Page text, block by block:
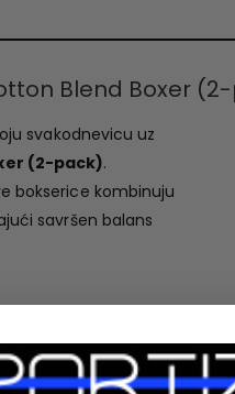
Blend Boxer
svakodnevicu uz
(2-pack).
bokserice kombinuju
savršen balans
prijatna tkanina na dodir
i osećaj svežine